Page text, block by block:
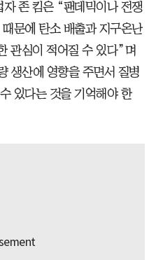
존 킴은 “팬데믹이나 전쟁
문에 탄소 배출과 지구온난
관심이 적어질 수 있다”며
생산에 영향을 주면서 질병
있다는 것을 기억해야 한